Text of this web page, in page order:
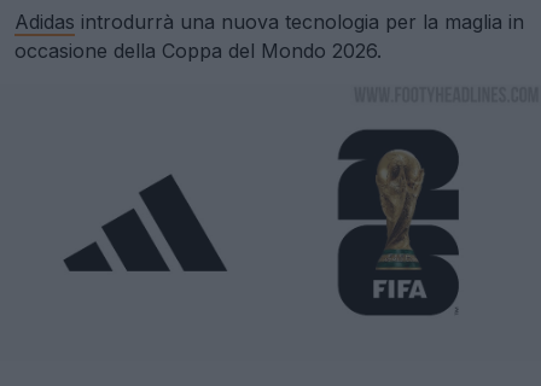
Adidas introdurrà una nuova tecnologia per la maglia in
occasione della Coppa del Mondo 2026.